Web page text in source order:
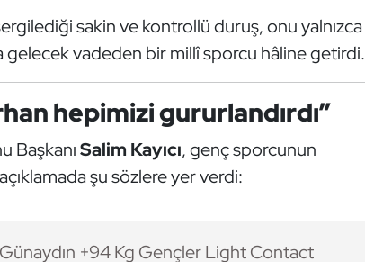
sakin ve kontrollü duruş, onu yalnızca
gelecek vadeden bir millî sporcu hâline getirdi.
hepimizi gururlandırdı”
BaşkanıSalim Kayıcı, genç sporcunun
şu sözlere yer verdi:
+94 Kg Gençler Light Contact